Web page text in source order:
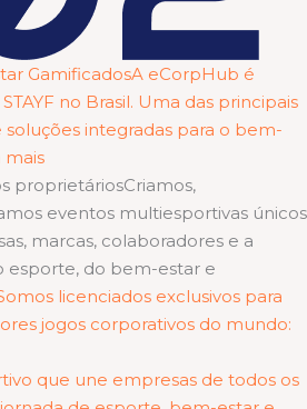
GamificadosA eCorpHub é
no Brasil. Uma das principais
integradas para o bem-
mais
proprietáriosCriamos,
eventos multiesportivas únicos
marcas, colaboradores e a
esporte, do bem-estar e
licenciados exclusivos para
jogos corporativos do mundo:
que une empresas de todos os